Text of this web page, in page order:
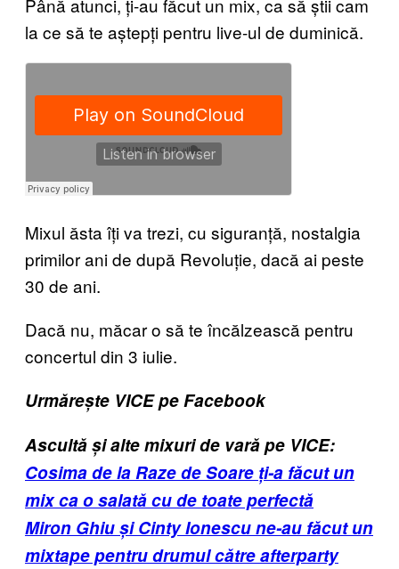
la ce să te aștepți pentru live-ul de duminică.
Mixul ăsta îți va trezi, cu siguranță, nostalgia
primilor ani de după Revoluție, dacă ai peste
30 de ani.
Dacă nu, măcar o să te încălzească pentru
concertul din 3 iulie.
Urmărește VICE pe Facebook
Ascultă și alte mixuri de vară pe VICE:
Cosima de la Raze de Soare ți-a făcut un
mix ca o salată cu de toate perfectă
Miron Ghiu și Cinty Ionescu ne-au făcut un
mixtape pentru drumul către afterparty